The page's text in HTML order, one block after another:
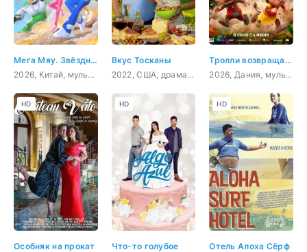
Мега Мяу. Звёздный дозор
2026, Китай, мультфильм, детский, приключения, фантастика
Вкус Тосканы
2022, США, драма, мелодрама, комедия
Тролли возвращаются!
2026, Дания, мультфильм, фэнтези, семейный, приключения
Особняк на прокат
HD
Что-то голубое
HD
Отель Алоха Сёрф
HD